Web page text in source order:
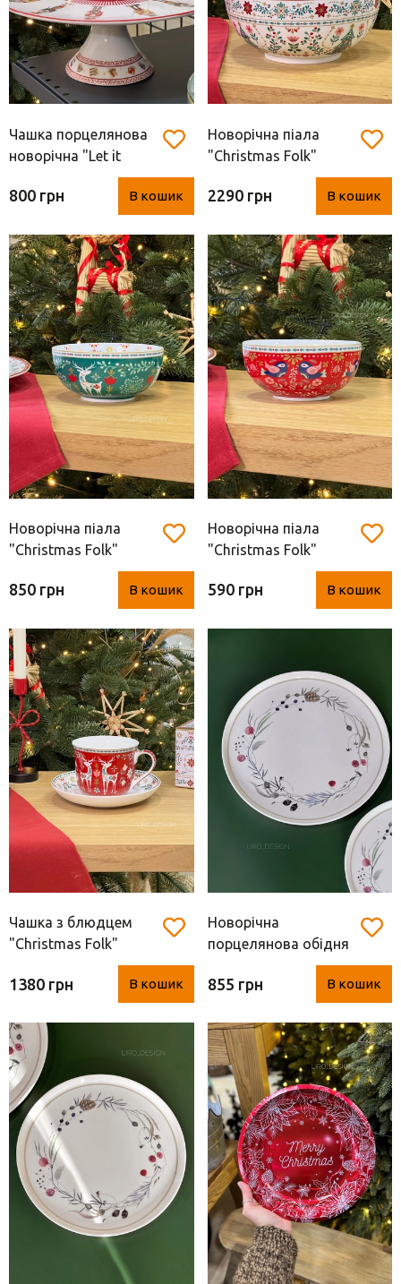
Чашка порцелянова
новорічна "Let it
snow" з пташкою
(Easy Life, 400 мл)
800 грн В кошик
Новорічна піала
"Christmas Folk"
(порцеляна, Easy Life,
22.5 см)
2290 грн В кошик
Новорічна піала
"Christmas Folk"
(порцеляна, Easy Life,
15 см)
850 грн В кошик
Новорічна піала
"Christmas Folk"
(порцеляна, Easy Life,
12 см)
590 грн В кошик
Чашка з блюдцем
"Christmas Folk"
(порцеляна, Easy Life,
400 мл)
1380 грн В кошик
Новорічна
порцелянова обідня
тарілка "Nordala"
Boltze home (
кераміка, 2*26 см)
855 грн В кошик